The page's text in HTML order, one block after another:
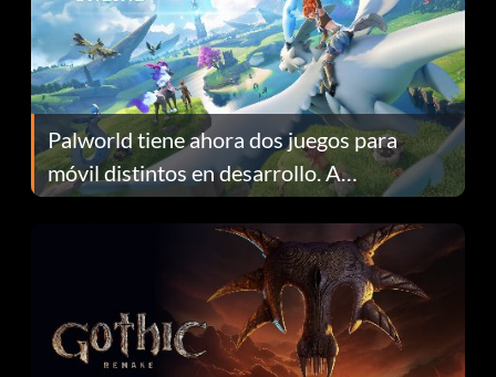
Palworld tiene ahora dos juegos para
móvil distintos en desarrollo. A
continuación te explicamos por qué.